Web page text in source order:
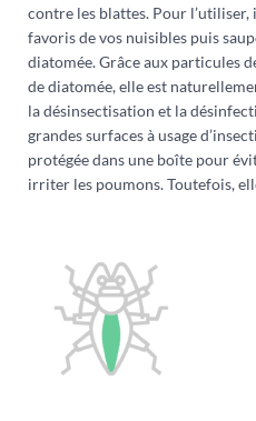
contre les blattes. Pour
favoris de vos nuisibles puis
diatomée. Grâce aux particules
de diatomée, elle est
la désinsectisation et la
grandes surfaces à usage
protégée dans une boîte pour
irriter les poumons. Toutefois,